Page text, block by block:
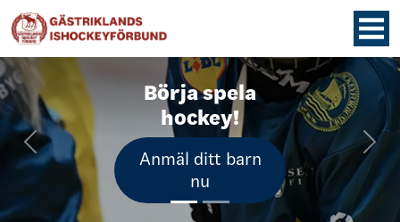
Börja spela
hockey!
Anmäl ditt barn
nu
Previous